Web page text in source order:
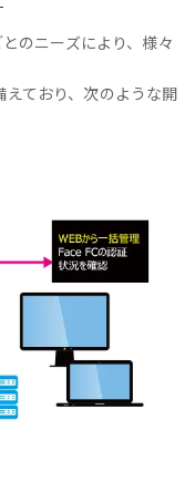
のニーズにより、様々
ており、次のような開